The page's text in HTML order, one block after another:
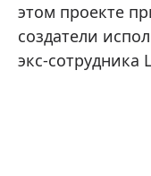
этом проекте
создатели
экс-сотрудника